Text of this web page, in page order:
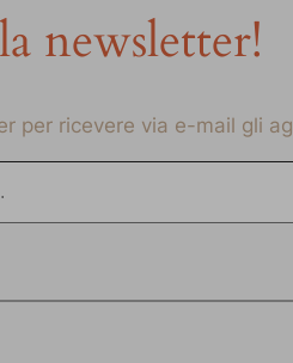
newsletter!
per ricevere via e-mail gli